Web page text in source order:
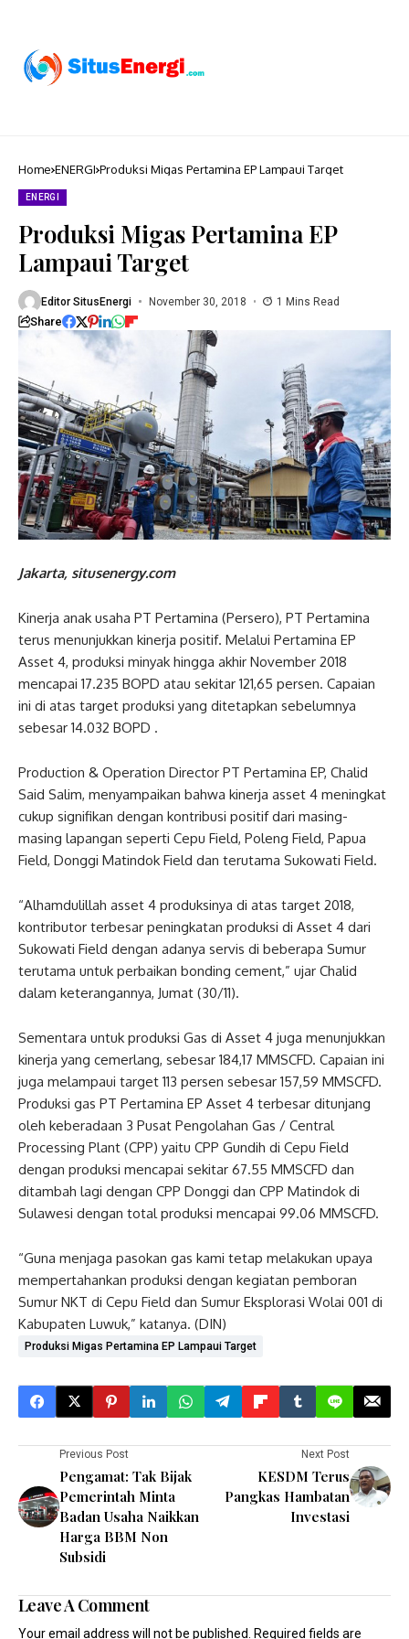
Home ENERGI Produksi Migas Pertamina EP Lampaui Target
ENERGI
Produksi Migas Pertamina EP
Lampaui Target
Editor SitusEnergi November 30, 2018 1 Mins Read
Share
Jakarta, situsenergy.com
Kinerja anak usaha PT Pertamina (Persero), PT Pertamina
terus menunjukkan kinerja positif. Melalui Pertamina EP
Asset 4, produksi minyak hingga akhir November 2018
mencapai 17.235 BOPD atau sekitar 121,65 persen. Capaian
ini di atas target produksi yang ditetapkan sebelumnya
sebesar 14.032 BOPD .
Production & Operation Director PT Pertamina EP, Chalid
Said Salim, menyampaikan bahwa kinerja asset 4 meningkat
cukup signifikan dengan kontribusi positif dari masing-
masing lapangan seperti Cepu Field, Poleng Field, Papua
Field, Donggi Matindok Field dan terutama Sukowati Field.
“Alhamdulillah asset 4 produksinya di atas target 2018,
kontributor terbesar peningkatan produksi di Asset 4 dari
Sukowati Field dengan adanya servis di beberapa Sumur
terutama untuk perbaikan bonding cement,” ujar Chalid
dalam keterangannya, Jumat (30/11).
Sementara untuk produksi Gas di Asset 4 juga menunjukkan
kinerja yang cemerlang, sebesar 184,17 MMSCFD. Capaian ini
juga melampaui target 113 persen sebesar 157,59 MMSCFD.
Produksi gas PT Pertamina EP Asset 4 terbesar ditunjang
oleh keberadaan 3 Pusat Pengolahan Gas / Central
Processing Plant (CPP) yaitu CPP Gundih di Cepu Field
dengan produksi mencapai sekitar 67.55 MMSCFD dan
ditambah lagi dengan CPP Donggi dan CPP Matindok di
Sulawesi dengan total produksi mencapai 99.06 MMSCFD.
“Guna menjaga pasokan gas kami tetap melakukan upaya
mempertahankan produksi dengan kegiatan pemboran
Sumur NKT di Cepu Field dan Sumur Eksplorasi Wolai 001 di
Kabupaten Luwuk,” katanya. (DIN)
Produksi Migas Pertamina EP Lampaui Target
Previous Post
Pengamat: Tak Bijak
Pemerintah Minta
Badan Usaha Naikkan
Harga BBM Non
Subsidi
Next Post
KESDM Terus
Pangkas Hambatan
Investasi
Leave A Comment
Your email address will not be published. Required fields are